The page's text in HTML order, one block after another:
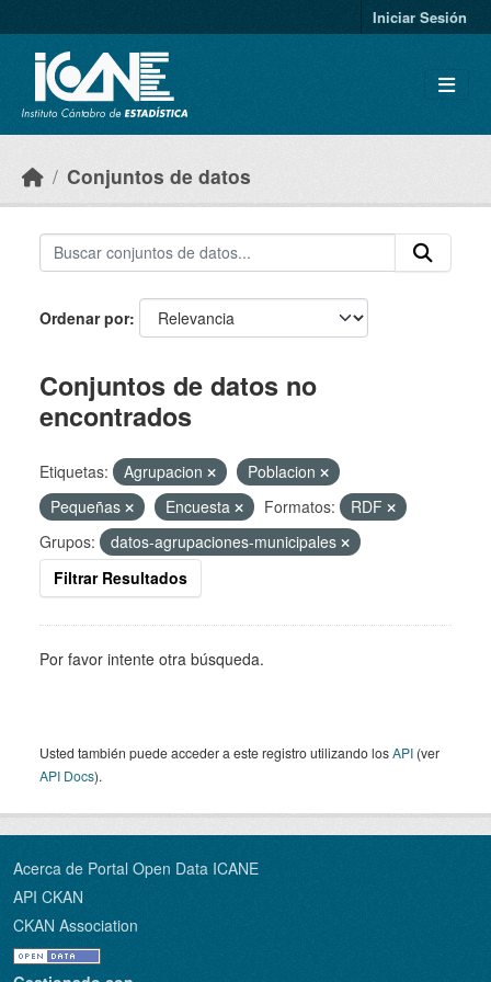
Iniciar Sesión
Conjuntos de datos
Ordenar por
Conjuntos de datos no
encontrados
Etiquetas: Agrupacion
Poblacion
Pequeñas
Encuesta Formatos:
RDF
Grupos:
datos-agrupaciones-municipales
Filtrar Resultados
Por favor intente otra búsqueda.
Usted también puede acceder a este registro utilizando losAPI (ver
API Docs).
Acerca de Portal Open Data ICANE
API CKAN
CKAN Association